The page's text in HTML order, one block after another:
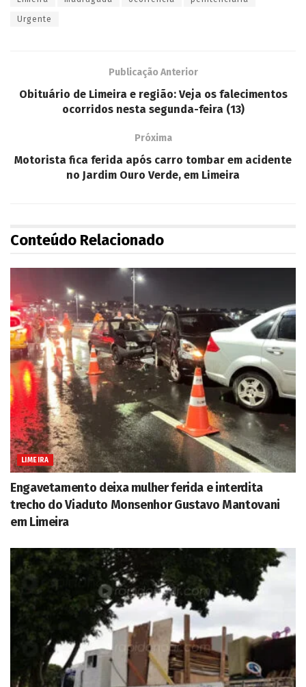
Urgente
Publicação Anterior
Obituário de Limeira e região: Veja os falecimentos
ocorridos nesta segunda-feira (13)
Próxima
Motorista fica ferida após carro tombar em acidente
no Jardim Ouro Verde, em Limeira
Conteúdo Relacionado
LIMEIRA
Engavetamento deixa mulher ferida e interdita
trecho do Viaduto Monsenhor Gustavo Mantovani
em Limeira